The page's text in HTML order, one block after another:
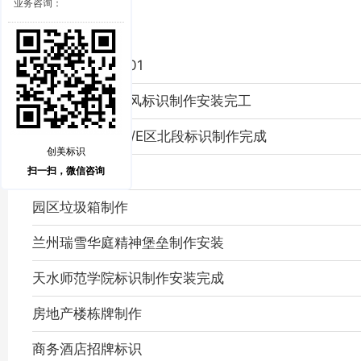
少阳院家风标识01
大明宫少阳院家风标识制作安装完工
西安幸福林带D1/E区北段标识制作完成
园区平面图制作
园区垃圾箱制作
兰州瑞雪华庭精神堡垒制作安装
天水师范学院标识制作安装完成
房地产楼栋牌制作
商务酒店招牌标识
业务咨询：
创美标识
扫一扫，微信咨询